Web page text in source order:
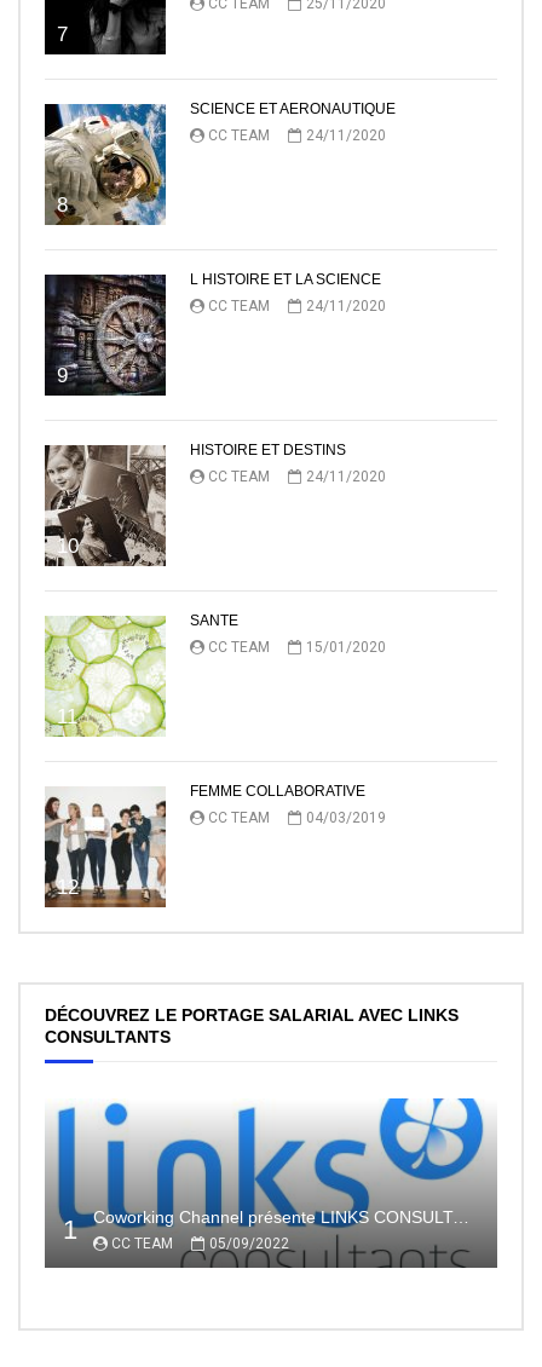
7
8
SCIENCE ET AERONAUTIQUE
CC TEAM
24/11/2020
9
L HISTOIRE ET LA SCIENCE
CC TEAM
24/11/2020
10
HISTOIRE ET DESTINS
CC TEAM
24/11/2020
11
SANTE
CC TEAM
15/01/2020
12
FEMME COLLABORATIVE
CC TEAM
04/03/2019
DÉCOUVREZ LE PORTAGE SALARIAL AVEC LINKS
CONSULTANTS
1 Coworking Channel présente LINKS CONSULTANTS, l’indépendance en toute sécurité avec le portage salarial
CC TEAM 05/09/2022